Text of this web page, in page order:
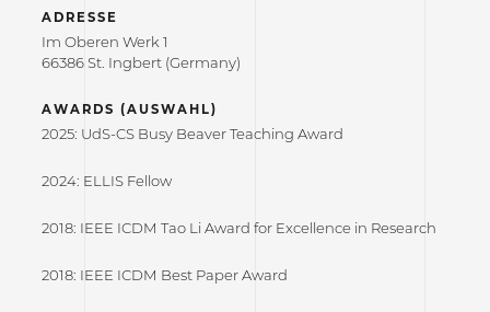
ADRESSE
Im Oberen Werk 1
66386 St. Ingbert (Germany)
AWARDS (AUSWAHL)
2025: UdS-CS Busy Beaver Teaching Award
2024: ELLIS Fellow
2018: IEEE ICDM Tao Li Award for Excellence in Research
2018: IEEE ICDM Best Paper Award